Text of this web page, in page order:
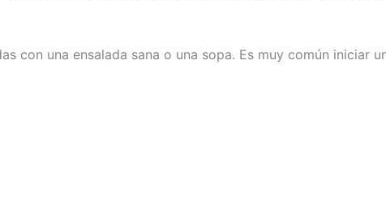
con una ensalada sana o una sopa. Es muy común iniciar